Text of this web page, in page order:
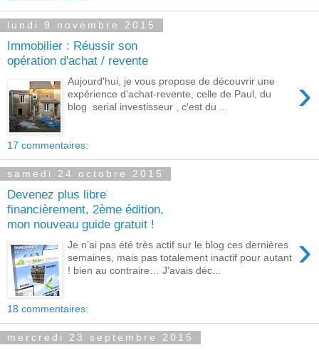
lundi 9 novembre 2015
Immobilier : Réussir son
opération d'achat / revente
›
Aujourd'hui, je vous propose de découvrir une
expérience d’achat-revente, celle de Paul, du
blog serial investisseur , c'est du ...
17 commentaires:
samedi 24 octobre 2015
Devenez plus libre
financièrement, 2ème édition,
mon nouveau guide gratuit !
›
Je n’ai pas été très actif sur le blog ces dernières
semaines, mais pas totalement inactif pour autant
! bien au contraire… J’avais déc...
18 commentaires:
mercredi 23 septembre 2015